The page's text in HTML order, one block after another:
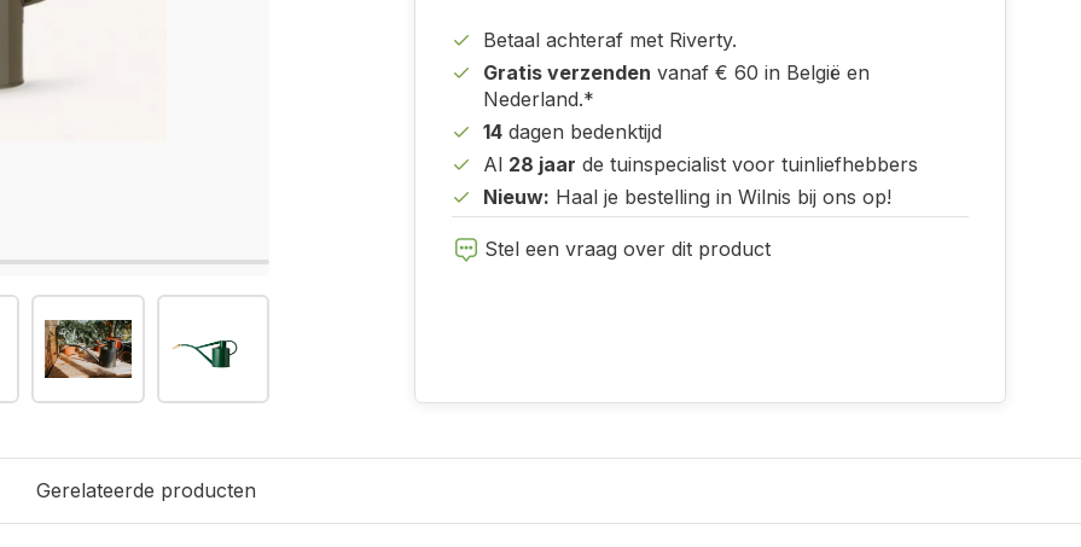
Betaal achteraf met Riverty.
Gratis verzenden vanaf € 60 in België en
Nederland.*
14 dagen bedenktijd
Al 28 jaar de tuinspecialist voor tuinliefhebbers
Nieuw: Haal je bestelling in Wilnis bij ons op!
Stel een vraag over dit product
Gerelateerde producten